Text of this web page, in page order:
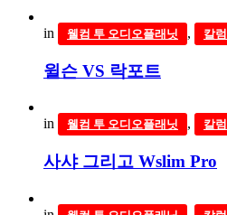
in 웰컴 투 오디오플래닛 , 칼럼
윌슨 VS 락포트
in 웰컴 투 오디오플래닛 , 칼럼
사샤 그리고 Wslim Pro